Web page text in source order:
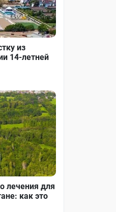
из
14-летней
лечения для
как это